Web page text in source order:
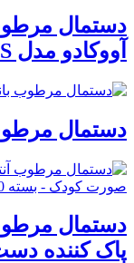
دستمال
آووکادو مدل Q10 PLUS بسته 50 عددی
دستمال مرطوب
دستمال